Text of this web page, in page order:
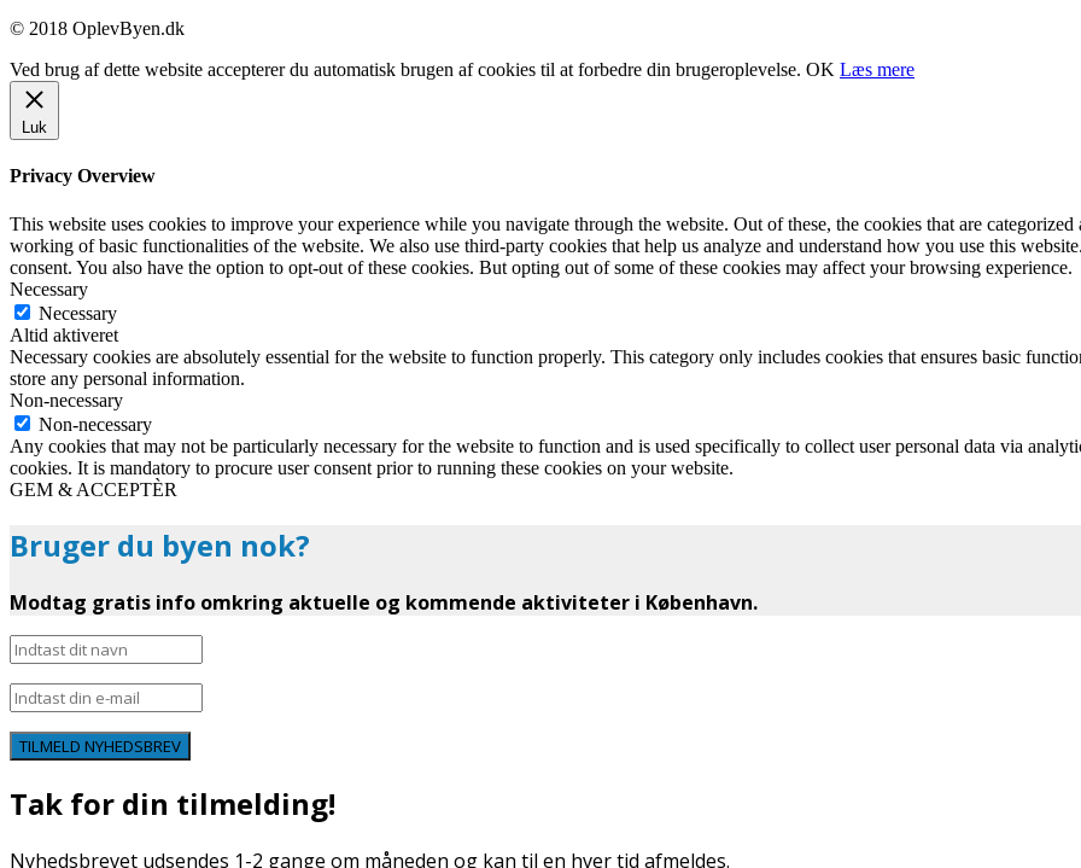
© 2018 OplevByen.dk
Ved brug af dette website accepterer du automatisk brugen af cookies til at forbedre din brugeroplevelse. OK Læs mere
Luk
Privacy Overview
This website uses cookies to improve your experience while you navigate through the website. Out of these, the cookies that are categorized
working of basic functionalities of the website. We also use third-party cookies that help us analyze and understand how you use this
consent. You also have the option to opt-out of these cookies. But opting out of some of these cookies may affect your browsing experience.
Necessary
Necessary
Altid aktiveret
Necessary cookies are absolutely essential for the website to function properly. This category only includes cookies that ensures basic
store any personal information.
Non-necessary
Non-necessary
Any cookies that may not be particularly necessary for the website to function and is used specifically to collect user personal data via
cookies. It is mandatory to procure user consent prior to running these cookies on your website.
GEM & ACCEPTÈR
Bruger du byen nok?
Modtag gratis info omkring aktuelle og kommende aktiviteter i København.
TILMELD NYHEDSBREV
Tak for din tilmelding!
Nyhedsbrevet udsendes 1-2 gange om måneden og kan til en hver tid afmeldes.